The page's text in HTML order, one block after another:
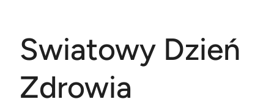
Swiatowy Dzień
Zdrowia